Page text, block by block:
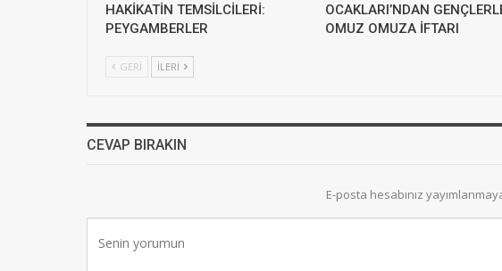
HAKİKATİN TEMSİLCİLERİ:
PEYGAMBERLER
OCAKLARI’NDAN
OMUZ OMUZA İFTARI
GERI İLERI
CEVAP BIRAKIN
E-posta hesabınız